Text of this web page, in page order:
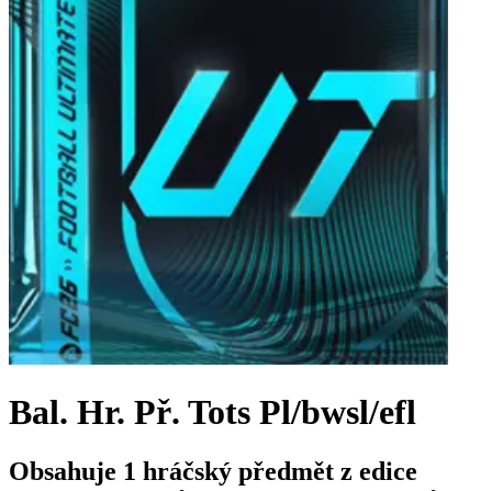
Bal. Hr. Př. Tots Pl/bwsl/efl
Obsahuje 1 hráčský předmět z edice